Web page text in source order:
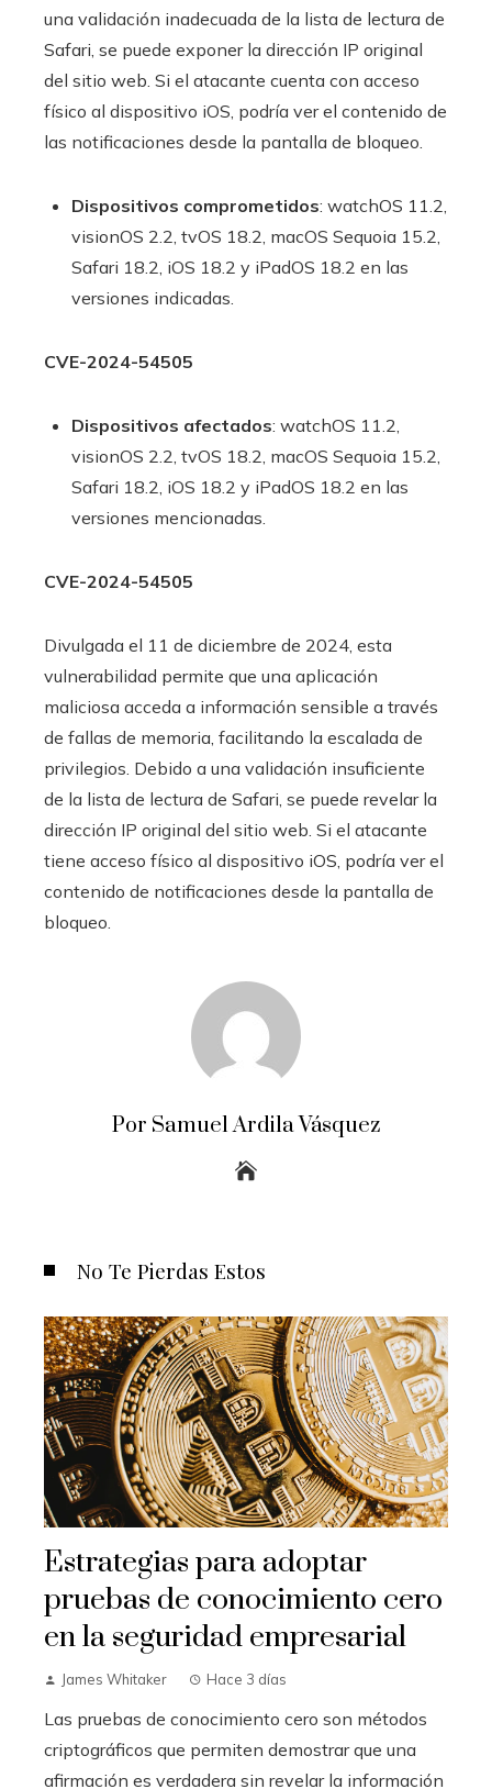
una validación inadecuada de la lista de lectura de
Safari, se puede exponer la dirección IP original
del sitio web. Si el atacante cuenta con acceso
físico al dispositivo iOS, podría ver el contenido de
las notificaciones desde la pantalla de bloqueo.
Dispositivos comprometidos: watchOS 11.2,
visionOS 2.2, tvOS 18.2, macOS Sequoia 15.2,
Safari 18.2, iOS 18.2 y iPadOS 18.2 en las
versiones indicadas.
CVE-2024-54505
Dispositivos afectados: watchOS 11.2,
visionOS 2.2, tvOS 18.2, macOS Sequoia 15.2,
Safari 18.2, iOS 18.2 y iPadOS 18.2 en las
versiones mencionadas.
CVE-2024-54505
Divulgada el 11 de diciembre de 2024, esta
vulnerabilidad permite que una aplicación
maliciosa acceda a información sensible a través
de fallas de memoria, facilitando la escalada de
privilegios. Debido a una validación insuficiente
de la lista de lectura de Safari, se puede revelar la
dirección IP original del sitio web. Si el atacante
tiene acceso físico al dispositivo iOS, podría ver el
contenido de notificaciones desde la pantalla de
bloqueo.
Por Samuel Ardila Vásquez
No Te Pierdas Estos
Estrategias para adoptar
pruebas de conocimiento cero
en la seguridad empresarial
James Whitaker Hace 3 días
Las pruebas de conocimiento cero son métodos
criptográficos que permiten demostrar que una
afirmación es verdadera sin revelar la información